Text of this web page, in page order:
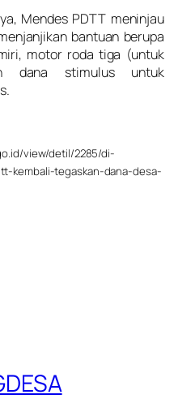
Mendes PDTT meninjau
bantuan berupa
motor roda tiga (untuk
dana stimulus untuk
view/detil/2285/di-
kembali-tegaskan-dana-desa-